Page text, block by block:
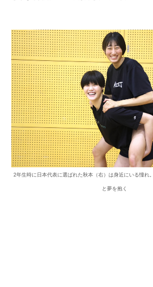
2年生時に日本代表に選ばれた秋本（右）は身近にいる憧れ
と夢を抱く